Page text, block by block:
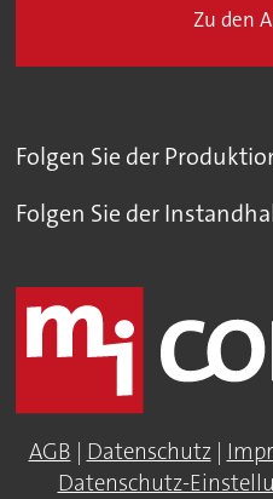
Zu den
Folgen Sie der
Folgen Sie der
AGB | Datenschutz|
Datenschutz-